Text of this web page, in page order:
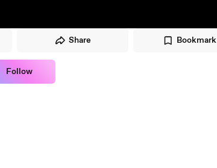
Share Bookmark
Follow